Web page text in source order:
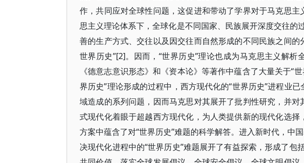
作，共同应对全球性问题，这促进和带动了学界对于马克思
思主义理论体系下，全球化是不同国家、民族展开深度交往的
善的生产方式、交往以及因交往而自然形成的不同民族之间
世界历史”[2]。因而，“世界历史”理论也成为马克思主义解析
《德意志意识形态》和《资本论》等著作中蕴含了大量关于“
界历史”理论形成的过程中，西方现代化的“世界历史”进程业
域造成的系列问题，因而马克思对其展开了批判性研究，并
式现代化着眼于超越西方现代化，为人类提供新的现代化选
方案中蕴含了对“世界历史”难题的科学解答。进入新时代，中
决现代化进程中的“世界历史”难题展开了有益探索，形成了包